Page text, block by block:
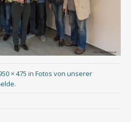
× 475 in Fotos von unserer
.